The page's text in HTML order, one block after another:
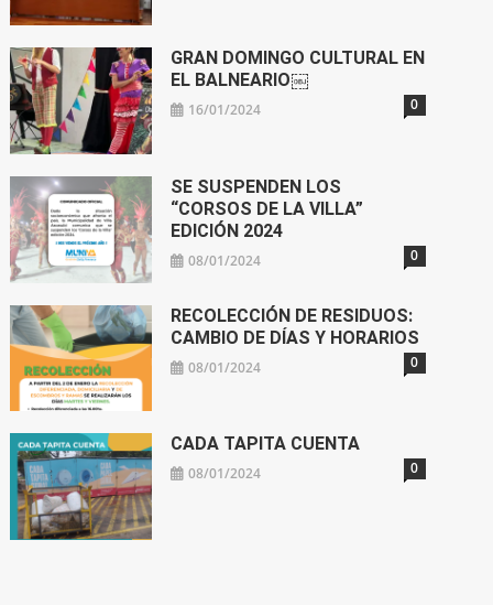
GRAN DOMINGO CULTURAL EN
EL BALNEARIO￼
16/01/2024 0
SE SUSPENDEN LOS
“CORSOS DE LA VILLA”
EDICIÓN 2024
08/01/2024 0
RECOLECCIÓN DE RESIDUOS:
CAMBIO DE DÍAS Y HORARIOS
08/01/2024 0
CADA TAPITA CUENTA
08/01/2024 0